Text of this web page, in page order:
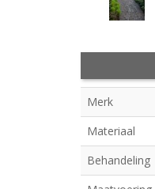
Merk
Materiaal
Behandeling